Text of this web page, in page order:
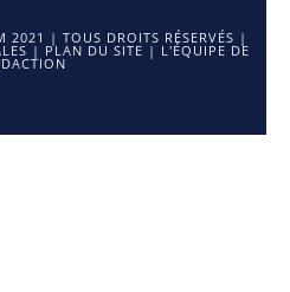
2021 | TOUS DROITS RÉSERVÉS |
| PLAN DU SITE | L'ÉQUIPE DE